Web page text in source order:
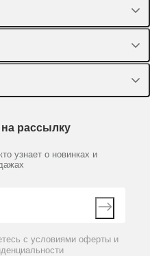
алюминий, для
наборы
рассылку
узнает о новинках и
с условиями оферты и